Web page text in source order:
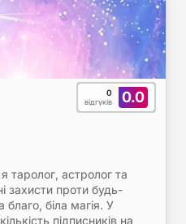
0.0
0
відгуків
таролог, астролог та
захисти проти будь-
біла магія. У
підписників на